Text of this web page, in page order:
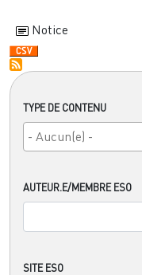
TYPE DE CONTENU
AUTEUR.E/MEMBRE ESO
SITE ESO
Notice